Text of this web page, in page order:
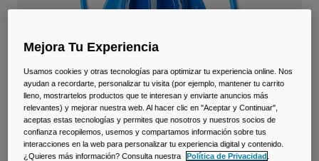
Riñoneras
Bolsas Bici
Bolsas Hidratación
Mejora Tu Experiencia
Usamos cookies y otras tecnologías para optimizar tu experiencia online. Nos
ayudan a recordarte, personalizar tu visita (por ejemplo, mantener tu carrito
lleno, mostrartelos productos que te interesan y enviarte anuncios más
relevantes) y mejorar nuestra web. Al hacer clic en "Aceptar y Continuar",
aceptas estas tecnologías y permites que nosotros y nuestros socios de
confianza recopilemos, usemos y compartamos información sobre tus
interacciones en la web para personalizar tu experiencia digital y contenido.
¿Quieres más información? Consulta nuestra
Política de Privacidad